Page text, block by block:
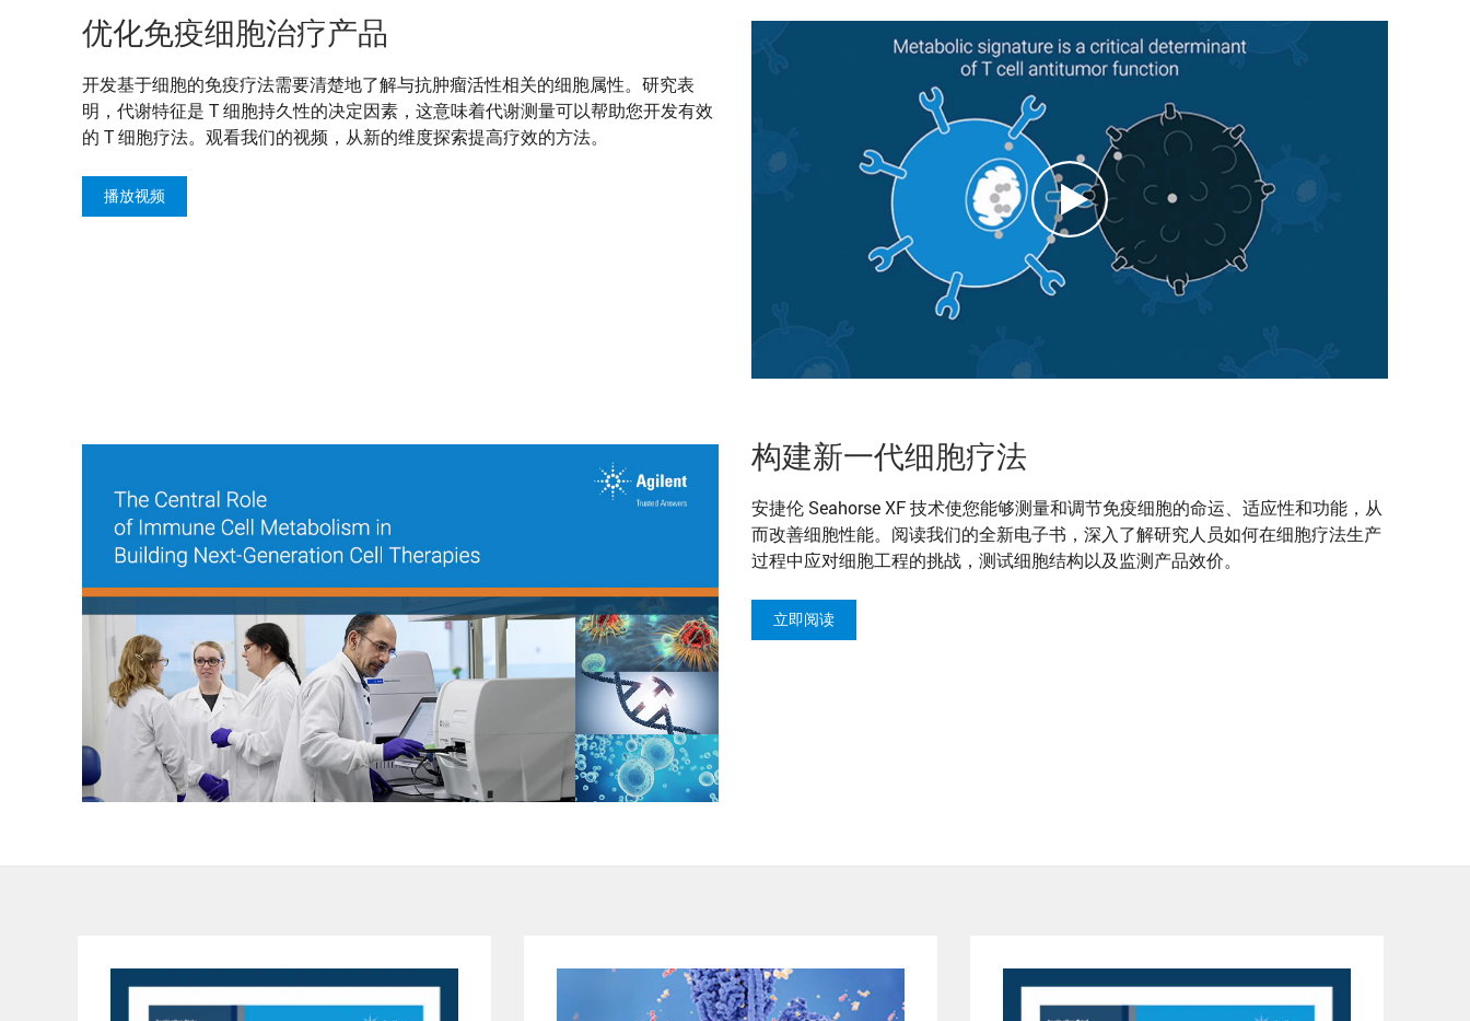
优化免疫细胞治疗产品
开发基于细胞的免疫疗法需要清楚地了解与抗肿瘤活性相关的细胞属性。研究表
明，代谢特征是 T 细胞持久性的决定因素，这意味着代谢测量可以帮助您开发有效
的 T 细胞疗法。观看我们的视频，从新的维度探索提高疗效的方法。
播放视频
构建新一代细胞疗法
安捷伦 Seahorse XF 技术使您能够测量和调节免疫细胞的命运、适应性和功能，从
而改善细胞性能。阅读我们的全新电子书，深入了解研究人员如何在细胞疗法生产
过程中应对细胞工程的挑战，测试细胞结构以及监测产品效价。
立即阅读